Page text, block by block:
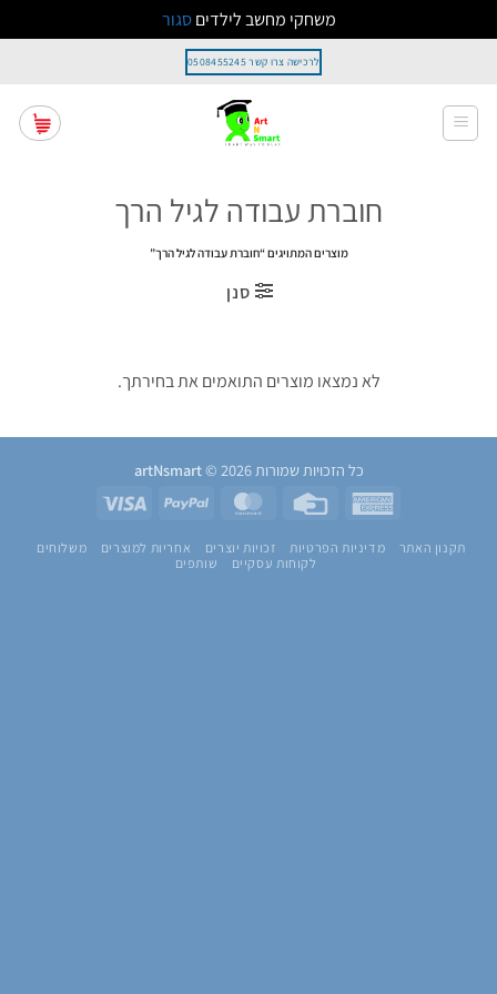
משחקי מחשב לילדיםסגור
content
לרכישה צרו קשר 0508455245
חוברת עבודה לגיל הרך
מוצרים המתויגים “חוברת עבודה לגיל הרך”
סנן
לא נמצאו מוצרים התואמים את בחירתך.
כל הזכויות שמורות 2026 ©
artNsmart
American
Credit
MasterCard
PayPal
תקנון האתר מדיניות הפרטיות זכויות יוצרים אחריות למוצרים
משלוחים
לקוחות עסקיים
שותפים